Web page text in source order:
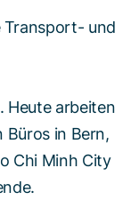
Transport- und
Heute arbeiten
Büros in Bern,
Chi Minh City